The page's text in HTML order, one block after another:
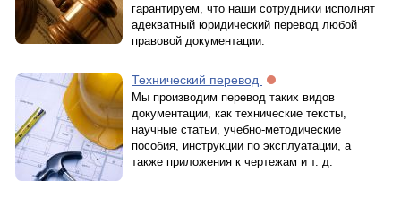
гарантируем, что наши сотрудники исполнят
адекватный юридический перевод любой
правовой документации.
Технический перевод
Мы производим перевод таких видов
документации, как технические тексты,
научные статьи, учебно-методические
пособия, инструкции по эксплуатации, а
также приложения к чертежам и т. д.